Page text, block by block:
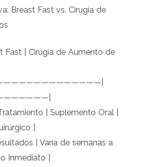
Breast Fast vs. Cirugía de
Fast | Cirugía de Aumento de
| Suplemento Oral |
|
| Varía de semanas a
Inmediato |